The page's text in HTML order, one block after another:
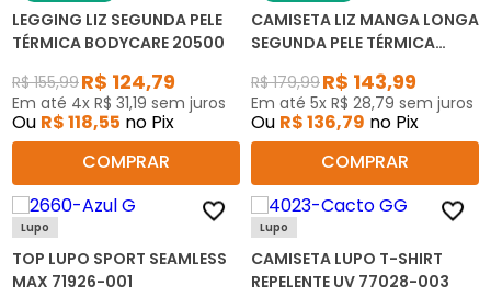
LEGGING LIZ SEGUNDA PELE
TÉRMICA BODYCARE 20500
R$ 155,99R$ 124,79
Em até 4x R$ 31,19 sem juros
Ou R$118,55 no Pix
COMPRAR
CAMISETA LIZ MANGA LONGA
SEGUNDA PELE TÉRMICA
R$ 179,99R$ 143,99
Em até 5x R$ 28,79 sem juros
Ou R$136,79 no Pix
COMPRAR
Lupo
TOP LUPO SPORT SEAMLESS
MAX 71926-001
Lupo
CAMISETA LUPO T-SHIRT
REPELENTE UV 77028-003